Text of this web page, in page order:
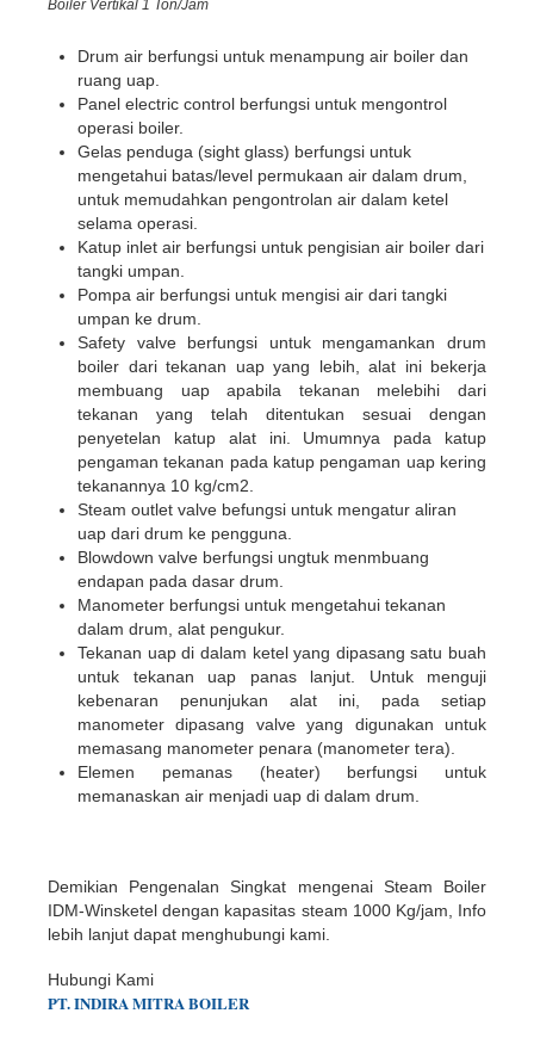
Boiler Vertikal 1 Ton/Jam
Drum air berfungsi untuk menampung air boiler dan
ruang uap.
Panel electric control berfungsi untuk mengontrol
operasi boiler.
Gelas penduga (sight glass) berfungsi untuk
mengetahui batas/level permukaan air dalam drum,
untuk memudahkan pengontrolan air dalam ketel
selama operasi.
Katup inlet air berfungsi untuk pengisian air boiler dari
tangki umpan.
Pompa air berfungsi untuk mengisi air dari tangki
umpan ke drum.
Safety valve berfungsi untuk mengamankan drum
boiler dari tekanan uap yang lebih, alat ini bekerja
membuang uap apabila tekanan melebihi dari
tekanan yang telah ditentukan sesuai dengan
penyetelan katup alat ini. Umumnya pada katup
pengaman tekanan pada katup pengaman uap kering
tekanannya 10 kg/cm2.
Steam outlet valve befungsi untuk mengatur aliran
uap dari drum ke pengguna.
Blowdown valve berfungsi ungtuk menmbuang
endapan pada dasar drum.
Manometer berfungsi untuk mengetahui tekanan
dalam drum, alat pengukur.
Tekanan uap di dalam ketel yang dipasang satu buah
untuk tekanan uap panas lanjut. Untuk menguji
kebenaran penunjukan alat ini, pada setiap
manometer dipasang valve yang digunakan untuk
memasang manometer penara (manometer tera).
Elemen pemanas (heater) berfungsi untuk
memanaskan air menjadi uap di dalam drum.
Demikian Pengenalan Singkat mengenai Steam Boiler
IDM-Winsketel dengan kapasitas steam 1000 Kg/jam, Info
lebih lanjut dapat menghubungi kami.
Hubungi Kami
PT.INDIRA MITRA BOILER